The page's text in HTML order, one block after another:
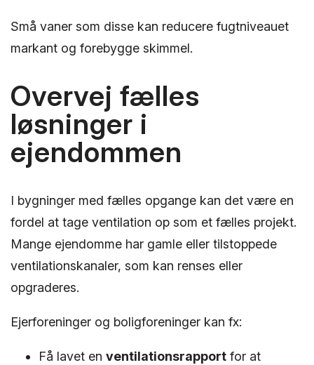
Små vaner som disse kan reducere fugtniveauet
markant og forebygge skimmel.
Overvej fælles
løsninger i
ejendommen
I bygninger med fælles opgange kan det være en
fordel at tage ventilation op som et fælles projekt.
Mange ejendomme har gamle eller tilstoppede
ventilationskanaler, som kan renses eller
opgraderes.
Ejerforeninger og boligforeninger kan fx:
Få lavet en ventilationsrapport for at